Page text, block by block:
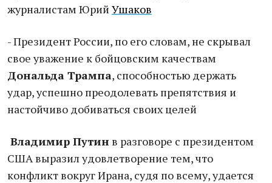
журналистам Юрий Ушаков
- Президент России, по его словам, не скрывал
свое уважение к бойцовским качествам
Дональда Трампа, способностью держать
удар, успешно преодолевать препятствия и
настойчиво добиваться своих целей
Владимир Путин в разговоре с президентом
США выразил удовлетворение тем, что
конфликт вокруг Ирана, судя по всему, удается